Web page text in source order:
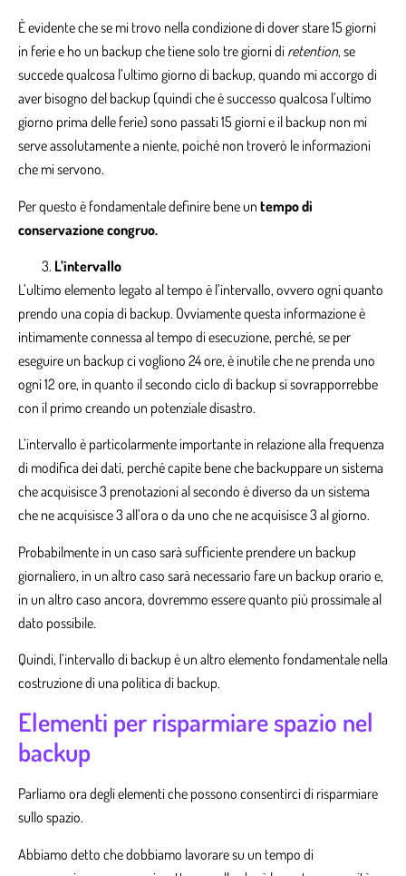
È evidente che se mi trovo nella condizione di dover stare 15 giorni
in ferie e ho un backup che tiene solo tre giorni di retention, se
succede qualcosa l’ultimo giorno di backup, quando mi accorgo di
aver bisogno del backup (quindi che è successo qualcosa l’ultimo
giorno prima delle ferie) sono passati 15 giorni e il backup non mi
serve assolutamente a niente, poiché non troverò le informazioni
che mi servono.
Per questo è fondamentale definire bene un tempo di
conservazione congruo.
L’intervallo
L’ultimo elemento legato al tempo è l’intervallo, ovvero ogni quanto
prendo una copia di backup. Ovviamente questa informazione è
intimamente connessa al tempo di esecuzione, perché, se per
eseguire un backup ci vogliono 24 ore, è inutile che ne prenda uno
ogni 12 ore, in quanto il secondo ciclo di backup si sovrapporrebbe
con il primo creando un potenziale disastro.
L’intervallo è particolarmente importante in relazione alla frequenza
di modifica dei dati, perché capite bene che backuppare un sistema
che acquisisce 3 prenotazioni al secondo è diverso da un sistema
che ne acquisisce 3 all’ora o da uno che ne acquisisce 3 al giorno.
Probabilmente in un caso sarà sufficiente prendere un backup
giornaliero, in un altro caso sarà necessario fare un backup orario e,
in un altro caso ancora, dovremmo essere quanto più prossimale al
dato possibile.
Quindi, l’intervallo di backup è un altro elemento fondamentale nella
costruzione di una politica di backup.
Elementi per risparmiare spazio nel
backup
Parliamo ora degli elementi che possono consentirci di risparmiare
sullo spazio.
Abbiamo detto che dobbiamo lavorare su un tempo di